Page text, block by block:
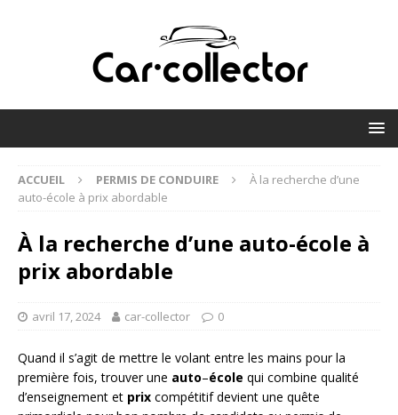
ACCUEIL PERMIS DE CONDUIRE
À la recherche d’une
auto-école à prix abordable
À la recherche d’une auto-école à
prix abordable
avril 17, 2024 car-collector 0
Quand il s’agit de mettre le volant entre les mains pour la
première fois, trouver une auto–école qui combine qualité
d’enseignement et prix compétitif devient une quête